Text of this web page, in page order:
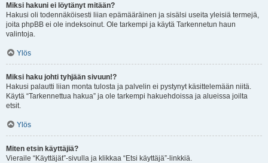
Miksi hakuni ei löytänyt mitään?
Hakusi oli todennäköisesti liian epämääräinen ja sisälsi useita yleisiä termejä,
joita phpBB ei ole indeksoinut. Ole tarkempi ja käytä Tarkennetun haun
valintoja.
Ylös
Miksi haku johti tyhjään sivuun!?
Hakusi palautti liian monta tulosta ja palvelin ei pystynyt käsittelemään niitä.
Käytä “Tarkennettua hakua” ja ole tarkempi hakuehdoissa ja alueissa joilta
etsit.
Ylös
Miten etsin käyttäjiä?
Vieraile “Käyttäjät”-sivulla ja klikkaa “Etsi käyttäjä”-linkkiä.